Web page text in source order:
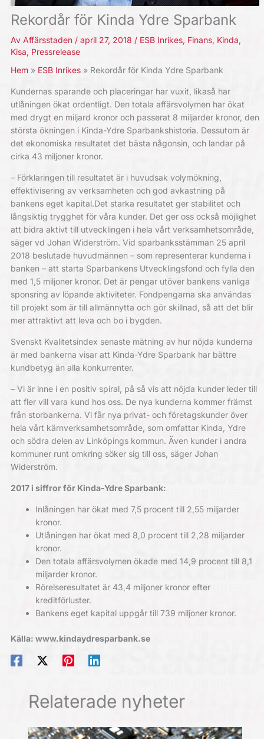
Rekordår för Kinda Ydre Sparbank
Av Affärsstaden / april 27, 2018 / ESB Inrikes, Finans, Kinda,
Kisa, Pressrelease
Hem
ESB Inrikes Rekordår för Kinda Ydre Sparbank
Kundernas sparande och placeringar har vuxit, likaså har
utlåningen ökat ordentligt. Den totala affärsvolymen har ökat
med drygt en miljard kronor och passerat 8 miljarder kronor, den
största ökningen i Kinda-Ydre Sparbankshistoria. Dessutom är
det ekonomiska resultatet det bästa någonsin, och landar på
cirka 43 miljoner kronor.
– Förklaringen till resultatet är i huvudsak volymökning,
effektivisering av verksamheten och god avkastning på
bankens eget kapital.Det starka resultatet ger stabilitet och
långsiktig trygghet för våra kunder. Det ger oss också möjlighet
att bidra aktivt till utvecklingen i hela vårt verksamhetsområde,
säger vd Johan Widerström. Vid sparbanksstämman 25 april
2018 beslutade huvudmännen – som representerar kunderna i
banken – att starta Sparbankens Utvecklingsfond och fylla den
med 1,5 miljoner kronor. Det är pengar utöver bankens vanliga
sponsring av löpande aktiviteter. Fondpengarna ska användas
till projekt som är till allmännytta och gör skillnad, så att det blir
mer attraktivt att leva och bo i bygden.
Svenskt Kvalitetsindex senaste mätning av hur nöjda kunderna
är med bankerna visar att Kinda-Ydre Sparbank har bättre
kundbetyg än alla konkurrenter.
– Vi är inne i en positiv spiral, på så vis att nöjda kunder leder till
att fler vill vara kund hos oss. De nya kunderna kommer främst
från storbankerna. Vi får nya privat- och företagskunder över
hela vårt kärnverksamhetsområde, som omfattar Kinda, Ydre
och södra delen av Linköpings kommun. Även kunder i andra
kommuner runt omkring söker sig till oss, säger Johan
Widerström.
2017 i siffror för Kinda-Ydre Sparbank:
Inlåningen har ökat med 7,5 procent till 2,55 miljarder
kronor.
Utlåningen har ökat med 8,0 procent till 2,28 miljarder
kronor.
Den totala affärsvolymen ökade med 14,9 procent till 8,1
miljarder kronor.
Rörelseresultatet är 43,4 miljoner kronor efter
kreditförluster.
Bankens eget kapital uppgår till 739 miljoner kronor.
Källa: www.kindaydresparbank.se
Relaterade nyheter